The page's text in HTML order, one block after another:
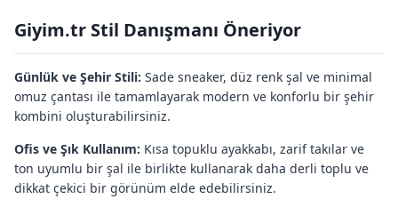
Giyim.tr Stil Danışmanı Öneriyor
Günlük ve Şehir Stili: Sade sneaker, düz renk şal ve minimal
omuz çantası ile tamamlayarak modern ve konforlu bir şehir
kombini oluşturabilirsiniz.
Ofis ve Şık Kullanım: Kısa topuklu ayakkabı, zarif takılar ve
ton uyumlu bir şal ile birlikte kullanarak daha derli toplu ve
dikkat çekici bir görünüm elde edebilirsiniz.